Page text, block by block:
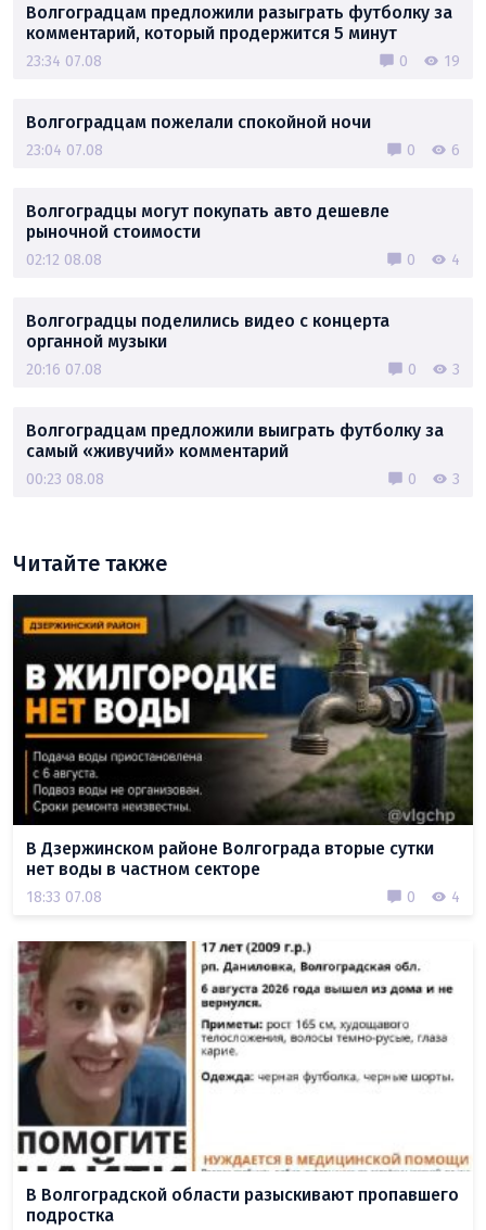
Волгоградцам предложили разыграть футболку за
комментарий, который продержится 5 минут
23:34 07.08 0 19
Волгоградцам пожелали спокойной ночи
23:04 07.08 0 6
Волгоградцы могут покупать авто дешевле
рыночной стоимости
02:12 08.08 0 4
Волгоградцы поделились видео с концерта
органной музыки
20:16 07.08 0 3
Волгоградцам предложили выиграть футболку за
самый «живучий» комментарий
00:23 08.08 0 3
Читайте также
В Дзержинском районе Волгограда вторые сутки
нет воды в частном секторе
18:33 07.08 0 4
В Волгоградской области разыскивают пропавшего
подростка